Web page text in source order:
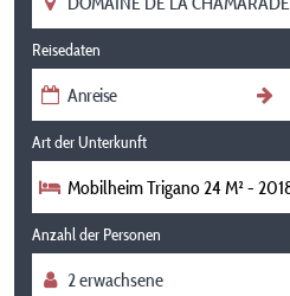
Reisedaten
Art der Unterkunft
Mobilheim Trigano 24 M² -
Anzahl der Personen